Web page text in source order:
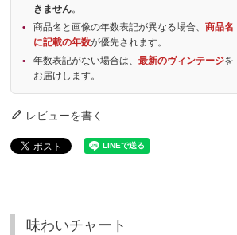
きません。
商品名と画像の年数表記が異なる場合、商品名
に記載の年数が優先されます。
年数表記がない場合は、最新のヴィンテージを
お届けします。
レビューを書く
味わいチャート